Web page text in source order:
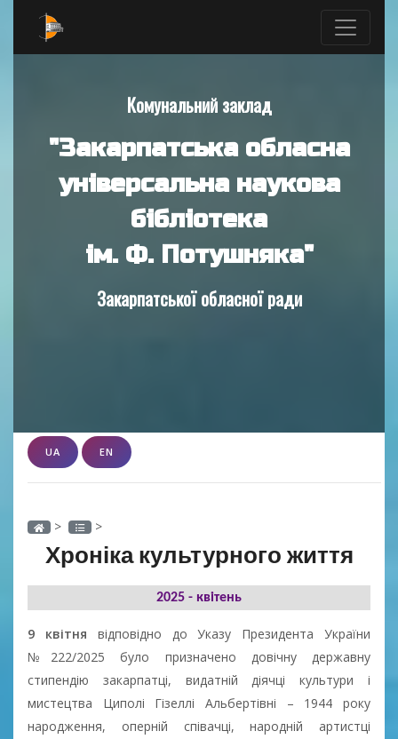
Комунальний заклад
"Закарпатська обласна
універсальна наукова
бібліотека
ім. Ф. Потушняка"
Закарпатської обласної ради
UA EN
> >
Хроніка культурного життя
2025 - квітень
9 квітня відповідно до Указу Президента України
№222/2025 було призначено довічну державну
стипендію закарпатці, видатній діячці культури і
мистецтва Циполі Гізеллі Альбертівні – 1944 року
народження, оперній співачці, народній артистці